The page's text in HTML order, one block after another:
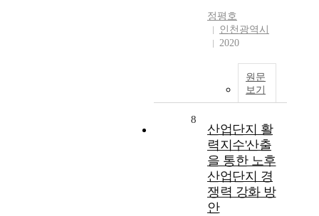
정평호
인천광역시
2020
원문
보기
8
산업단지 활
력지수'산출
을 통한 노후
산업단지 경
쟁력 강화 방
안